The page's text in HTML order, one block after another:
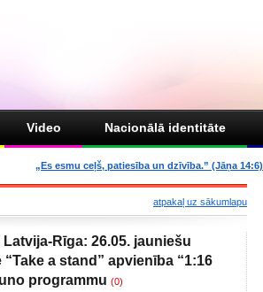
Video Nacionālā identitāte
„Es esmu ceļš, patiesība un dzīvība.” (Jāņa 14:6)
atpakaļ uz sākumlapu
Latvija-Rīga: 26.05. jauniešu
“Take a stand” apvienība “1:16
programmu (0)